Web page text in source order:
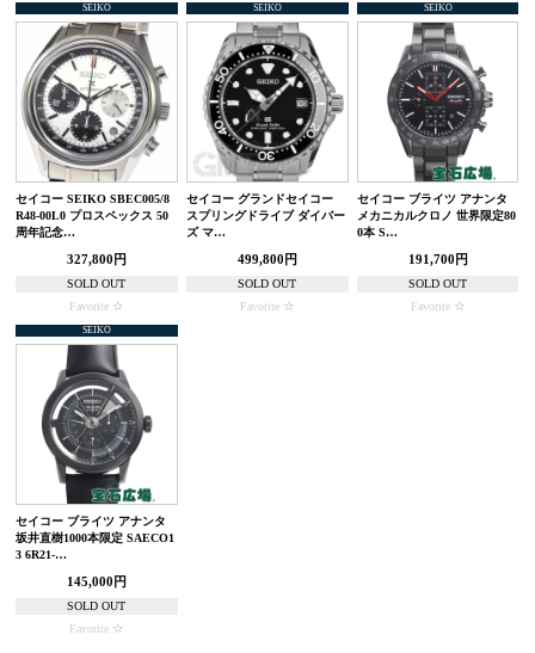
SEIKO
セイコー SEIKO SBEC005/8
R48-00L0 プロスペックス 50
周年記念…
327,800円
SOLD OUT
Favorite
SEIKO
セイコー グランドセイコー
スプリングドライブ ダイバー
ズ マ…
499,800円
SOLD OUT
Favorite
SEIKO
セイコー ブライツ アナンタ
メカニカルクロノ 世界限定80
0本 S…
191,700円
SOLD OUT
Favorite
SEIKO
セイコー ブライツ アナンタ
坂井直樹1000本限定 SAECO1
3 6R21-…
145,000円
SOLD OUT
Favorite